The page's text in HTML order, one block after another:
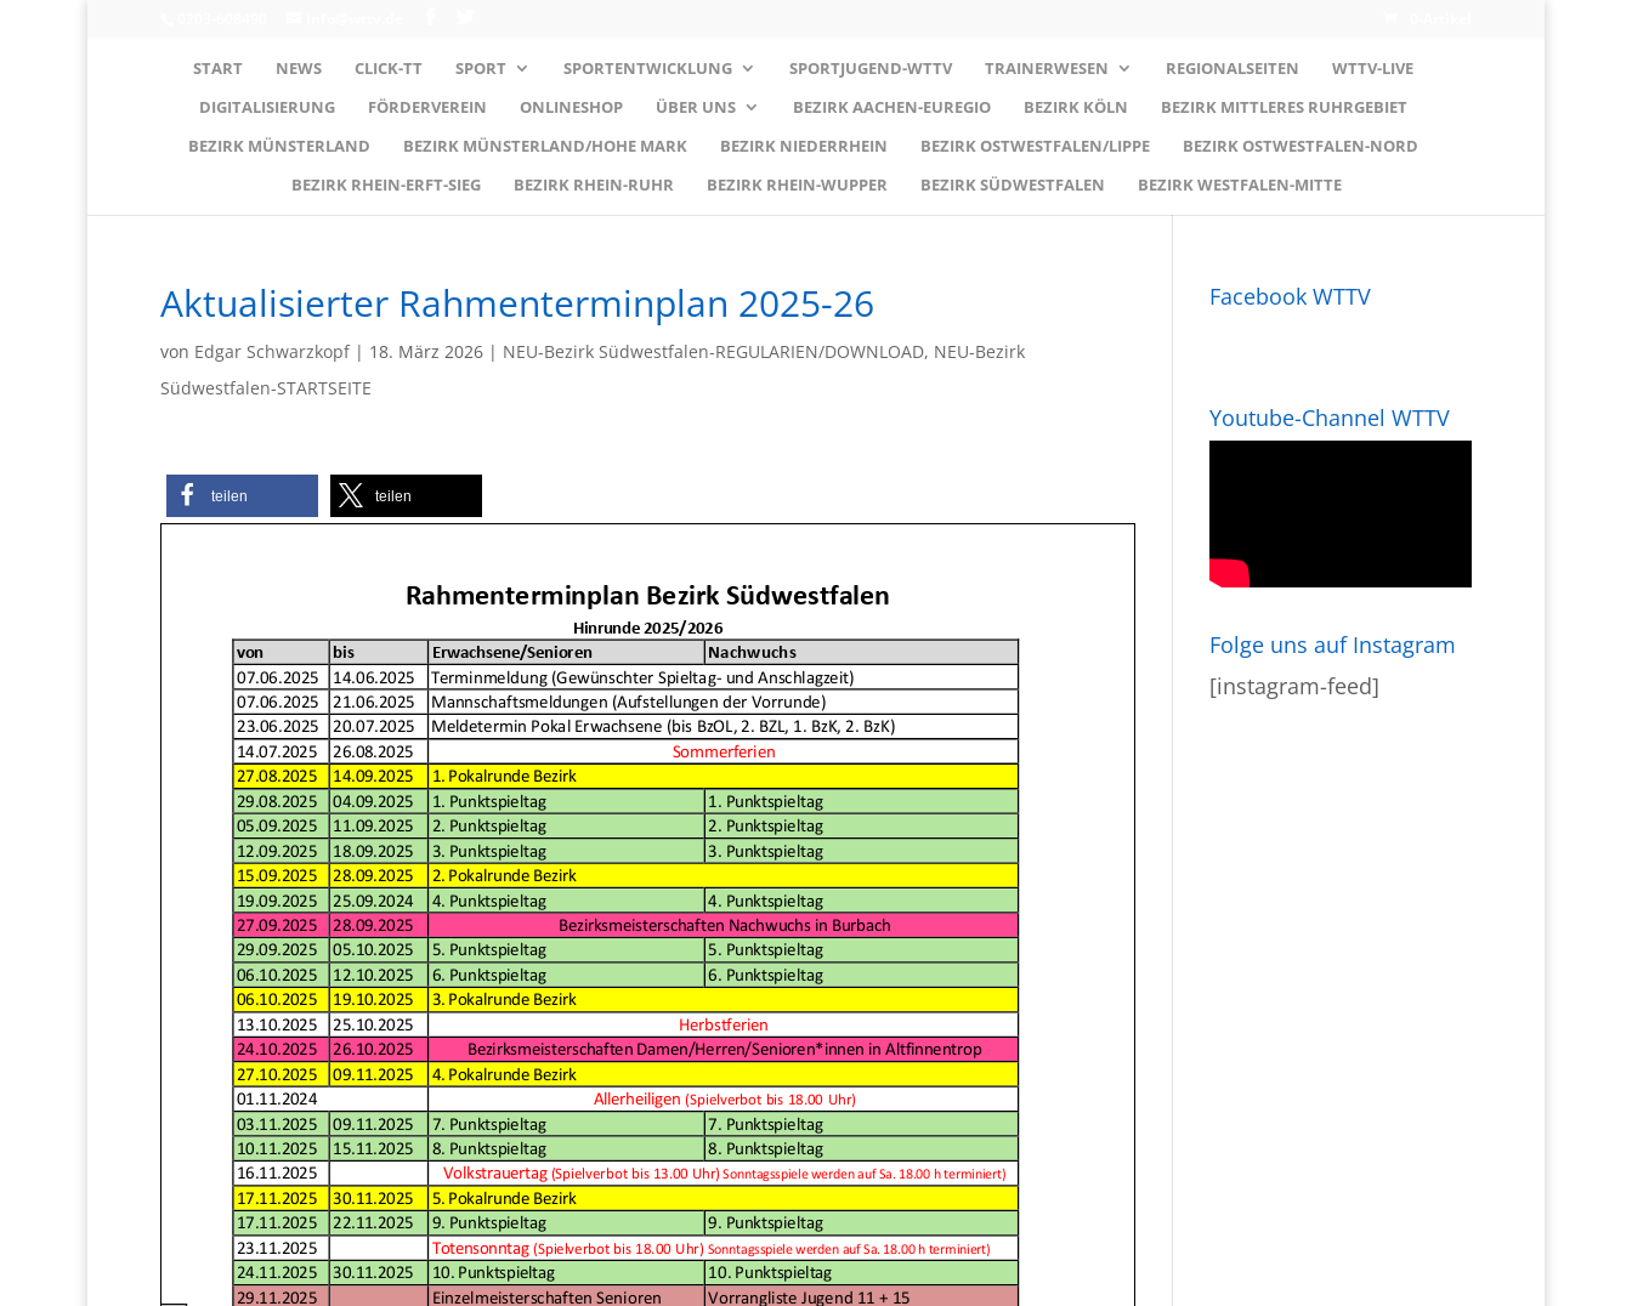
START NEWS CLICK-TT SPORT SPORTENTWICKLUNG SPORTJUGEND-WTTV TRAINERWESEN REGIONALSEITEN
WTTV-LIVE
DIGITALISIERUNG
FÖRDERVEREIN ONLINESHOP ÜBER UNS BEZIRK AACHEN-EUREGIO BEZIRK KÖLN
BEZIRK MITTLERES RUHRGEBIET
BEZIRK MÜNSTERLAND
BEZIRK MÜNSTERLAND/HOHE MARK BEZIRK NIEDERRHEIN BEZIRK OSTWESTFALEN/LIPPE
BEZIRK OSTWESTFALEN-NORD
BEZIRK RHEIN-ERFT-SIEG
BEZIRK RHEIN-RUHR BEZIRK RHEIN-WUPPER BEZIRK SÜDWESTFALEN BEZIRK WESTFALEN-MITTE
Aktualisierter Rahmenterminplan 2025-26
von Edgar Schwarzkopf| 18. März 2026 | NEU-Bezirk Südwestfalen-REGULARIEN/DOWNLOAD, NEU-Bezirk
Südwestfalen-STARTSEITE
teilen teilen
Facebook WTTV
Youtube-Channel WTTV
Folge uns auf Instagram
[instagram-feed]